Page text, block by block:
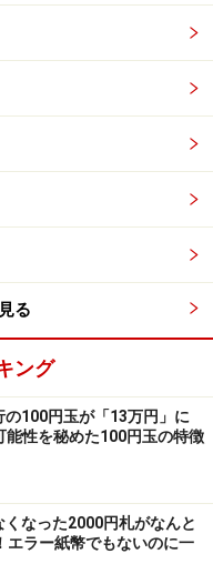
る
ング
の100円玉が「13万円」に
能性を秘めた100円玉の特徴
なった2000円札がなんと
エラー紙幣でもないのに一